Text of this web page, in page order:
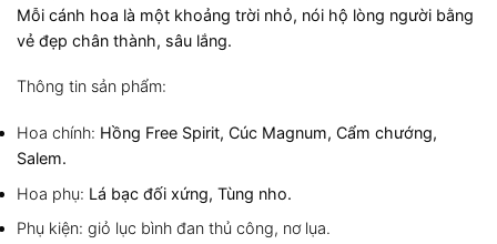
Mỗi cánh hoa là một khoảng trời nhỏ, nói hộ lòng người bằng
vẻ đẹp chân thành, sâu lắng.
Thông tin sản phẩm:
Hoa chính: Hồng Free Spirit, Cúc Magnum, Cẩm chướng,
Salem.
Hoa phụ: Lá bạc đối xứng, Tùng nho.
Phụ kiện: giỏ lục bình đan thủ công, nơ lụa.